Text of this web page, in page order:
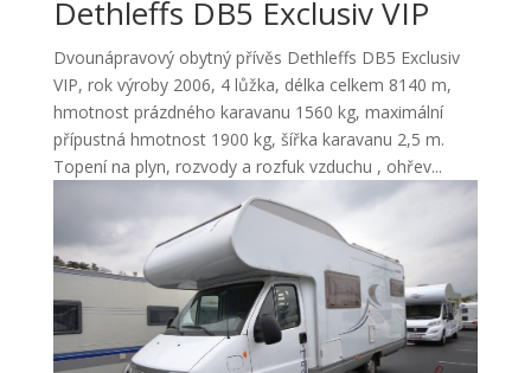
Dethleffs DB5 Exclusiv VIP
Dvounápravový obytný přívěs Dethleffs DB5 Exclusiv
VIP, rok výroby 2006, 4 lůžka, délka celkem 8140 m,
hmotnost prázdného karavanu 1560 kg, maximální
přípustná hmotnost 1900 kg, šířka karavanu 2,5 m.
Topení na plyn, rozvody a rozfuk vzduchu , ohřev...